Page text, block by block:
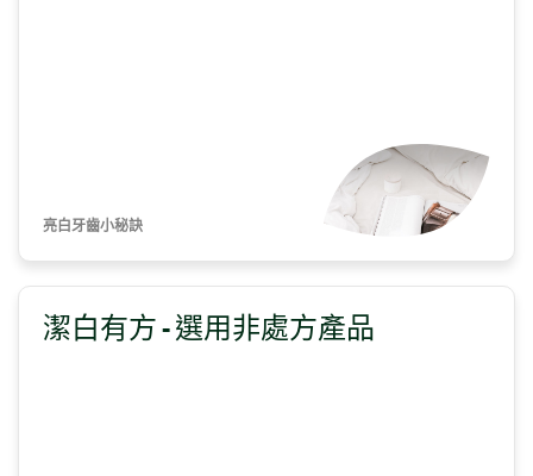
亮白牙齒小秘訣
潔白有方 - 選用非處方產品